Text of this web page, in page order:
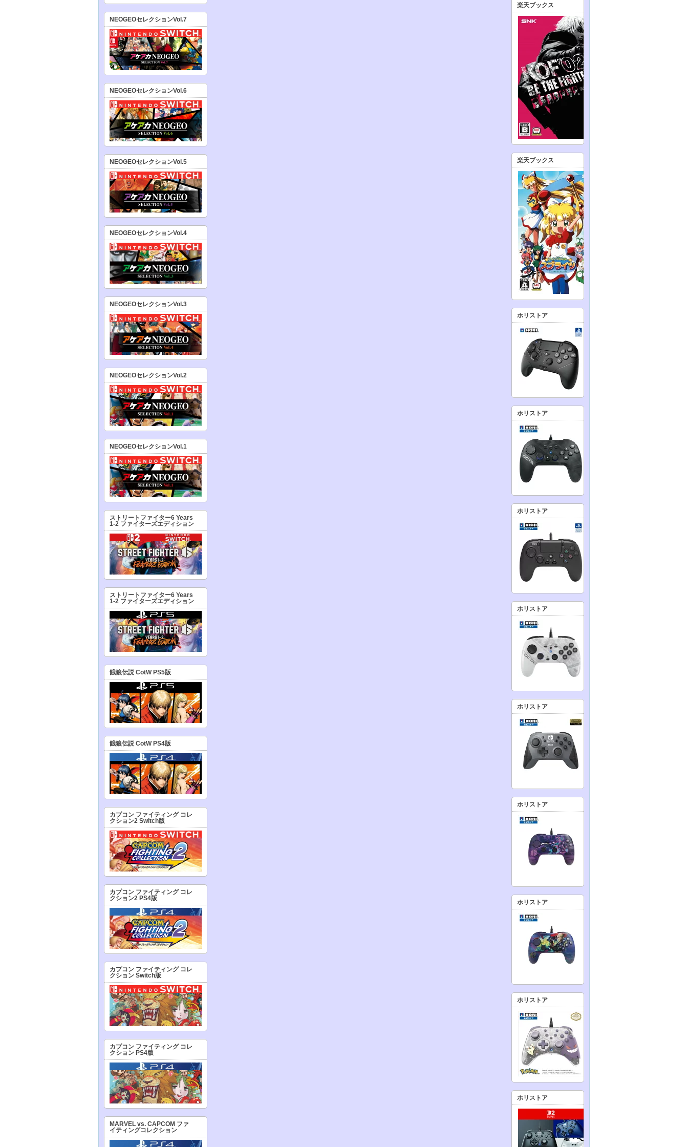
NEOGEOセレクションVol.7
NEOGEOセレクションVol.6
NEOGEOセレクションVol.5
NEOGEOセレクションVol.4
NEOGEOセレクションVol.3
NEOGEOセレクションVol.2
NEOGEOセレクションVol.1
ストリートファイター6 Years
1-2 ファイターズエディション
ストリートファイター6 Years
1-2 ファイターズエディション
餓狼伝説 CotW PS5版
餓狼伝説 CotW PS4版
カプコン ファイティング コレ
クション2 Switch版
カプコン ファイティング コレ
クション2 PS4版
カプコン ファイティング コレ
クション Switch版
カプコン ファイティング コレ
クション PS4版
MARVEL vs. CAPCOM ファ
イティングコレクション
楽天ブックス
楽天ブックス
ホリストア
ホリストア
ホリストア
ホリストア
ホリストア
ホリストア
ホリストア
ホリストア
ホリストア